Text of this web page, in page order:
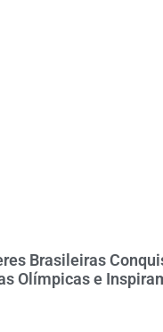
Brasileiras
Olímpicas e